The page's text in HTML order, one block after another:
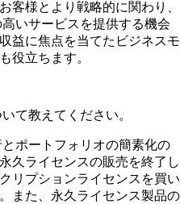
客様とより戦略的に関わり、
いサービスを提供する機会
益に焦点を当てたビジネスモ
役立ちます。
て教えてください。
ポートフォリオの簡素化の
久ライセンスの販売を終了し
リプションライセンスを買い
また、永久ライセンス製品の